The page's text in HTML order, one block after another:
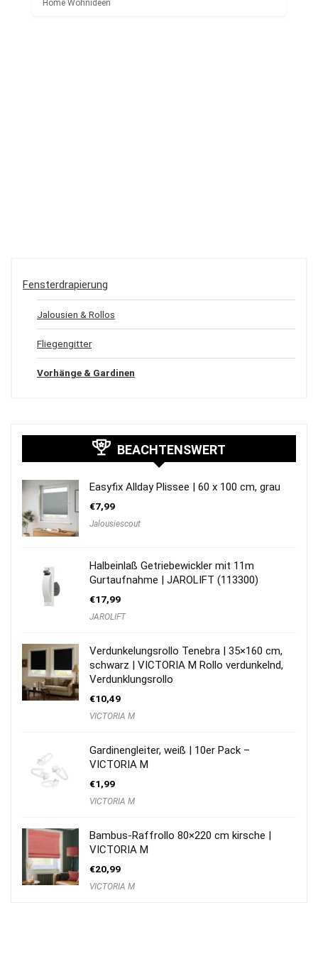
Home Wohnideen
Fensterdrapierung
Jalousien & Rollos
Fliegengitter
Vorhänge & Gardinen
BEACHTENSWERT
Easyfix Allday Plissee | 60 x 100 cm, grau
€7,99
Jalousiescout
Halbeinlaß Getriebewickler mit 11m
Gurtaufnahme | JAROLIFT (113300)
€17,99
JAROLIFT
Verdunkelungsrollo Tenebra | 35×160 cm,
schwarz | VICTORIA M Rollo verdunkelnd,
Verdunklungsrollo
€10,49
VICTORIA M
Gardinengleiter, weiß | 10er Pack –
VICTORIA M
€1,99
VICTORIA M
Bambus-Raffrollo 80×220 cm kirsche |
VICTORIA M
€20,99
VICTORIA M